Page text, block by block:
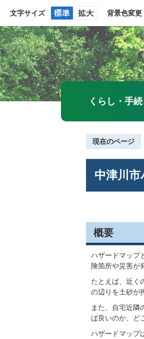
文字サイズ 背景色変更
くらし・手続
現在のページ
中津川
概要
ハザードマップ
険箇所や災害が
たとえば、近く
の辺りを土砂が
また、自宅近隣
ば良いのか、ど
ハザードマップ